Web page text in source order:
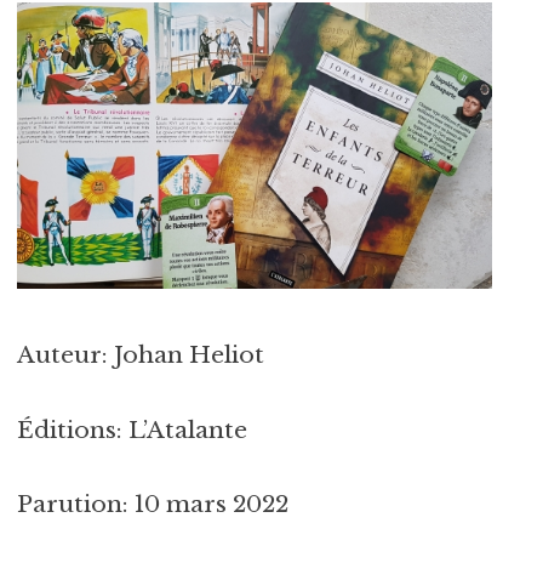
Auteur: Johan Heliot
Éditions: L’Atalante
Parution: 10 mars 2022